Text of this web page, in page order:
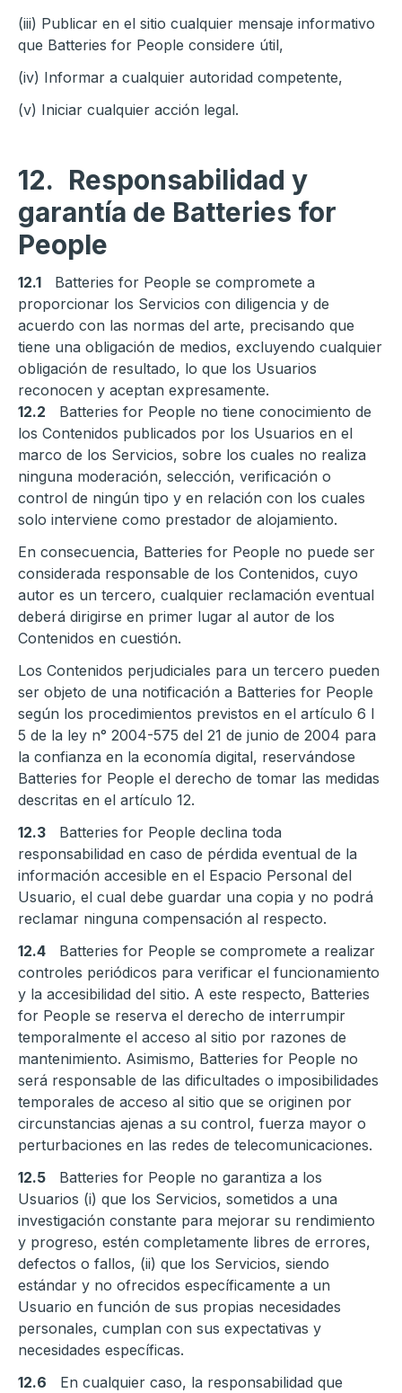
(iii) Publicar en el sitio cualquier mensaje informativo
que Batteries for People considere útil,
(iv) Informar a cualquier autoridad competente,
(v) Iniciar cualquier acción legal.
12. Responsabilidad y
garantía de Batteries for
People
12.1 Batteries for People se compromete a
proporcionar los Servicios con diligencia y de
acuerdo con las normas del arte, precisando que
tiene una obligación de medios, excluyendo cualquier
obligación de resultado, lo que los Usuarios
reconocen y aceptan expresamente.
12.2 Batteries for People no tiene conocimiento de
los Contenidos publicados por los Usuarios en el
marco de los Servicios, sobre los cuales no realiza
ninguna moderación, selección, verificación o
control de ningún tipo y en relación con los cuales
solo interviene como prestador de alojamiento.
En consecuencia, Batteries for People no puede ser
considerada responsable de los Contenidos, cuyo
autor es un tercero, cualquier reclamación eventual
deberá dirigirse en primer lugar al autor de los
Contenidos en cuestión.
Los Contenidos perjudiciales para un tercero pueden
ser objeto de una notificación a Batteries for People
según los procedimientos previstos en el artículo 6 I
5 de la ley n° 2004-575 del 21 de junio de 2004 para
la confianza en la economía digital, reservándose
Batteries for People el derecho de tomar las medidas
descritas en el artículo 12.
12.3 Batteries for People declina toda
responsabilidad en caso de pérdida eventual de la
información accesible en el Espacio Personal del
Usuario, el cual debe guardar una copia y no podrá
reclamar ninguna compensación al respecto.
12.4 Batteries for People se compromete a realizar
controles periódicos para verificar el funcionamiento
y la accesibilidad del sitio. A este respecto, Batteries
for People se reserva el derecho de interrumpir
temporalmente el acceso al sitio por razones de
mantenimiento. Asimismo, Batteries for People no
será responsable de las dificultades o imposibilidades
temporales de acceso al sitio que se originen por
circunstancias ajenas a su control, fuerza mayor o
perturbaciones en las redes de telecomunicaciones.
12.5 Batteries for People no garantiza a los
Usuarios (i) que los Servicios, sometidos a una
investigación constante para mejorar su rendimiento
y progreso, estén completamente libres de errores,
defectos o fallos, (ii) que los Servicios, siendo
estándar y no ofrecidos específicamente a un
Usuario en función de sus propias necesidades
personales, cumplan con sus expectativas y
necesidades específicas.
12.6 En cualquier caso, la responsabilidad que